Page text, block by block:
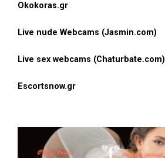
Okokoras.gr
Live nude Webcams (Jasmin.com)
Live sex webcams (Chaturbate.com)
Escortsnow.gr